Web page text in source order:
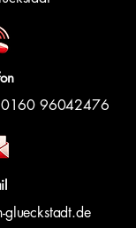
0160 96042476
glueckstadt.de